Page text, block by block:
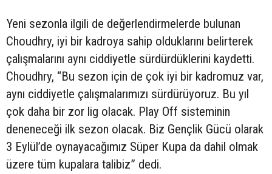
Yeni sezonla ilgili de değerlendirmelerde bulunan
Choudhry, iyi bir kadroya sahip olduklarını belirterek
çalışmalarını aynı ciddiyetle sürdürdüklerini kaydetti.
Choudhry, “Bu sezon için de çok iyi bir kadromuz var,
aynı ciddiyetle çalışmalarımızı sürdürüyoruz. Bu yıl
çok daha bir zor lig olacak. Play Off sisteminin
deneneceği ilk sezon olacak. Biz Gençlik Gücü olarak
3 Eylül’de oynayacağımız Süper Kupa da dahil olmak
üzere tüm kupalara talibiz” dedi.